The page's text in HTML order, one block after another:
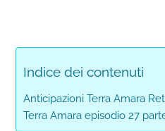
Indice dei contenuti
Anticipazioni Terra Amara
Terra Amara episodio 27